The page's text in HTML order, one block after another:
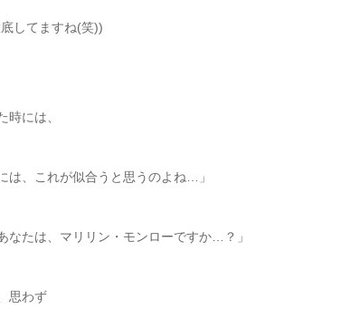
してますね(笑))
時には、
は、これが似合うと思うのよね…」
なたは、マリリン・モンローですか…？」
思わず